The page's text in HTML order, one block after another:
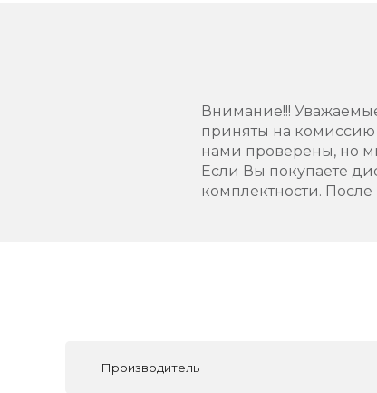
Внимание!!!
приняты на комиссию
нами проверены, но
Если Вы покупаете
комплектности.
Производитель